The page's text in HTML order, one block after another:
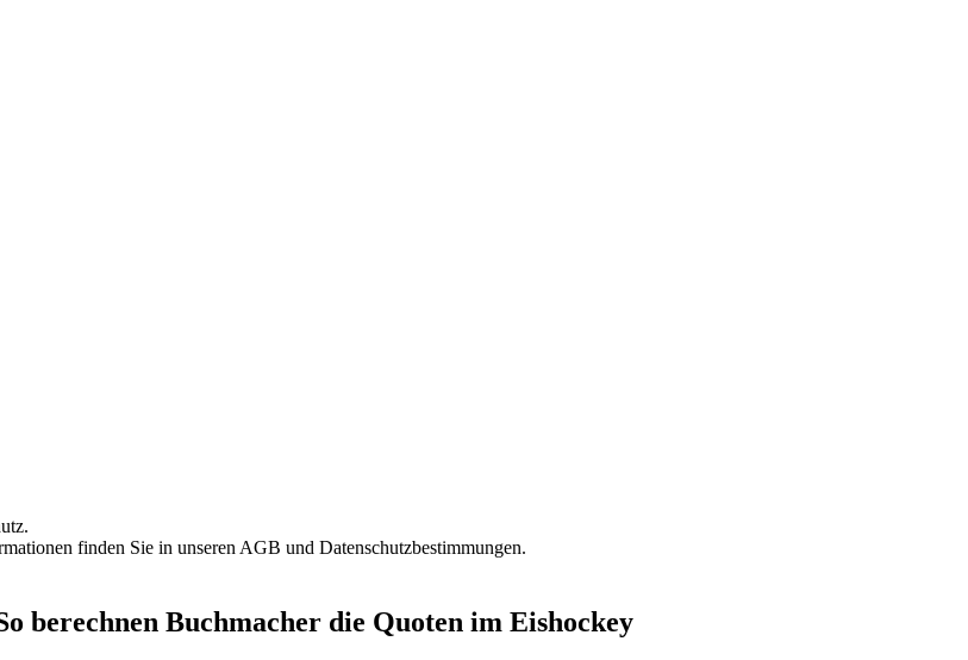
finden Sie in unseren AGB und Datenschutzbestimmungen.
berechnen Buchmacher die Quoten im Eishockey